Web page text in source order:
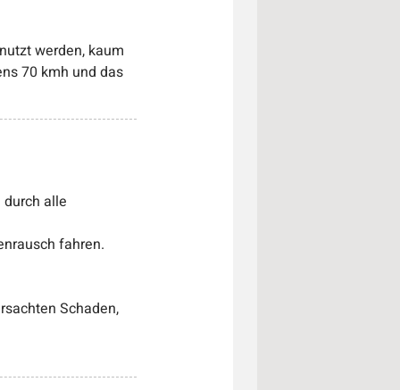
werden, kaum
70 kmh und das
alle
fahren.
Schaden,